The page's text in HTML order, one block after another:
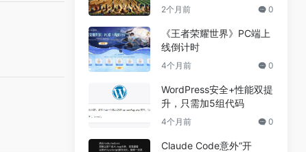
恐受牵连
2个月前 0
《王者荣耀世界》PC端上
线倒计时
4个月前 0
WordPress安全+性能双提
升，只需加5组代码
4个月前 0
Claude Code意外“开